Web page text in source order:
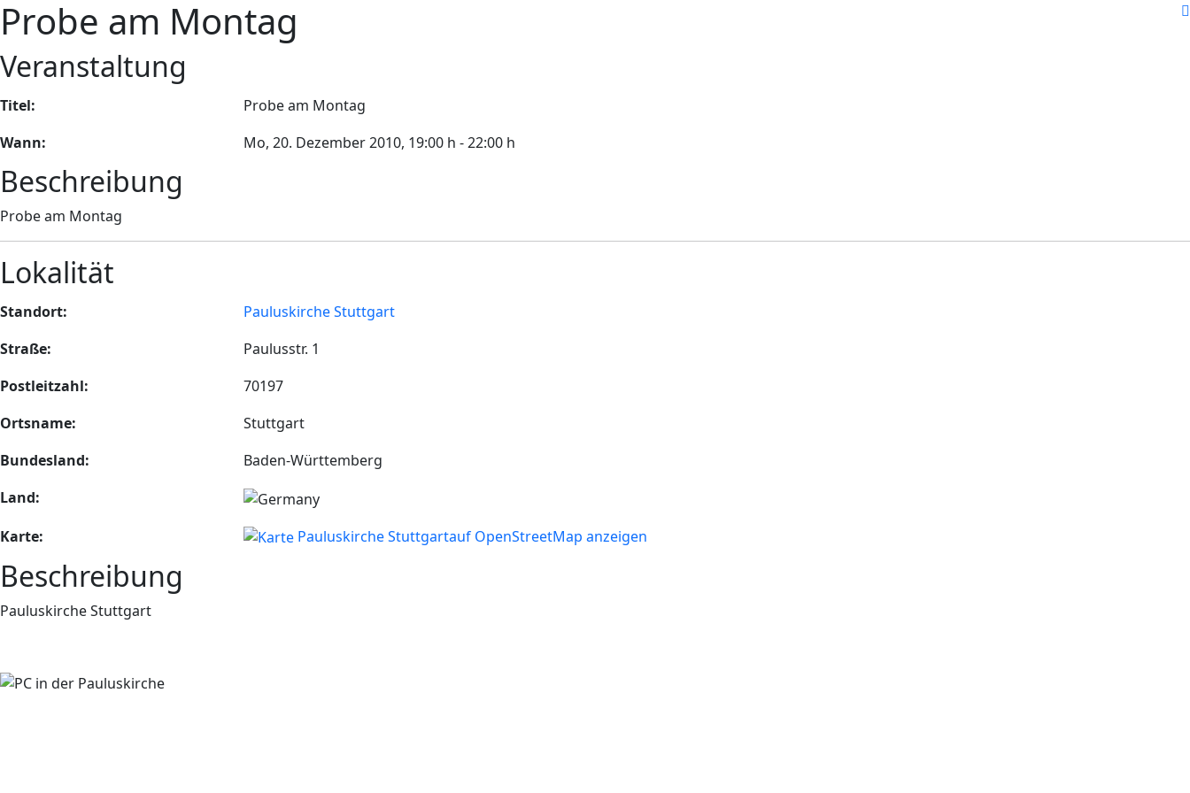
Probe am Montag
Veranstaltung
Titel:
Probe am Montag
Wann:
Mo, 20. Dezember 2010, 19:00 h -22:00 h
Beschreibung
Probe am Montag
Lokalität
Standort:
Pauluskirche Stuttgart
Straße:
Paulusstr. 1
Postleitzahl:
70197
Ortsname:
Stuttgart
Bundesland:
Baden-Württemberg
Land:
Karte:
Pauluskirche Stuttgartauf OpenStreetMap anzeigen
Beschreibung
Pauluskirche Stuttgart